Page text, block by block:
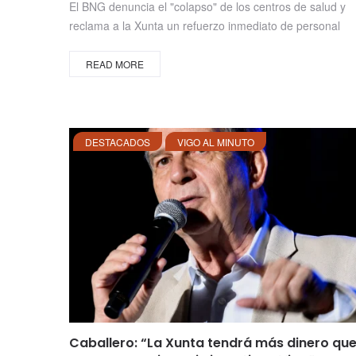
El BNG denuncia el "colapso" de los centros de salud y
reclama a la Xunta un refuerzo inmediato de personal
READ MORE
DESTACADOS VIGO AL MINUTO
Caballero: “La Xunta tendrá más dinero que